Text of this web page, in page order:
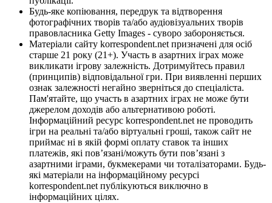
Будь-яке копіювання, передрук та відтворення
фотографічних творів та/або аудіовізуальних творів
правовласника Getty Images - суворо забороняється.
Матеріали сайту korrespondent.net призначені для осіб
старше 21 року (21+). Участь в азартних іграх може
викликати ігрову залежність. Дотримуйтесь правил
(принципів) відповідальної гри. При виявленні перших
ознак залежності негайно зверніться до спеціаліста.
Пам'ятайте, що участь в азартних іграх не може бути
джерелом доходів або альтернативою роботі.
Інформаційний ресурс korrespondent.net не проводить
ігри на реальні та/або віртуальні гроші, також сайт не
приймає ні в якій формі оплату ставок та інших
платежів, які пов’язані/можуть бути пов’язані з
азартними іграми, букмекерами чи тоталізаторами. Будь-
які матеріали на інформаційному ресурсі
korrespondent.net публікуються виключно в
інформаційних цілях.